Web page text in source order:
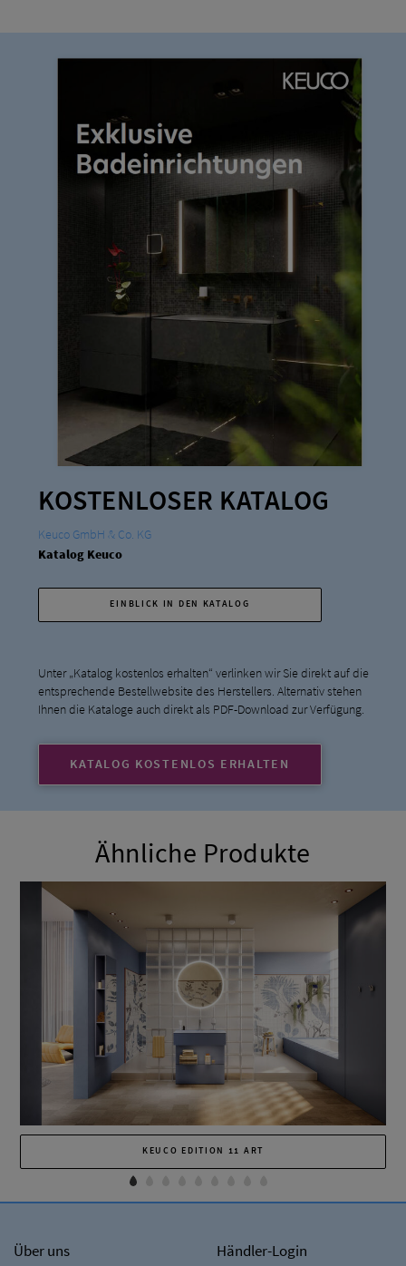
KOSTENLOSER KATALOG
Keuco GmbH & Co. KG
Katalog Keuco
EINBLICK IN DEN KATALOG
Unter „Katalog kostenlos erhalten“ verlinken wir Sie direkt auf die
entsprechende Bestellwebsite des Herstellers. Alternativ stehen
Ihnen die Kataloge auch direkt als PDF-Download zur Verfügung.
KATALOG KOSTENLOS ERHALTEN
Ähnliche Produkte
KEUCO EDITION 11 ART
Über uns Händler-Login